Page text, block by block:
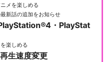
リーズ・ラスト/黒崎真音
メを楽しめる
新話の追加をお知らせ
・PlayStat
楽しめる
生速度変更